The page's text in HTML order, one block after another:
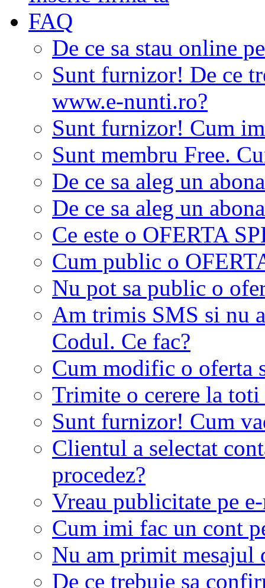
FAQ
De ce sa stau online
Sunt furnizor! De ce
www.e-nunti.ro?
Sunt furnizor! Cum
Sunt membru Free.
De ce sa aleg un
De ce sa aleg un
Ce este o OFERTA
Cum public o
Nu pot sa public o
Am trimis SMS si nu
Codul. Ce fac?
Cum modific o oferta
Trimite o cerere la
Sunt furnizor! Cum
Clientul a selectat
procedez?
Vreau publicitate pe
Cum imi fac un cont
Nu am primit mesajul
De ce trebuie sa